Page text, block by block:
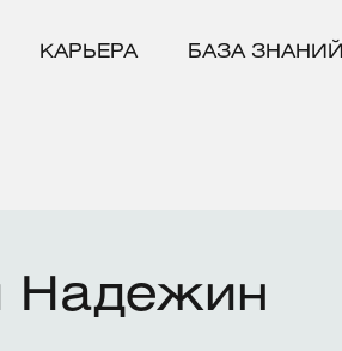
КАРЬЕРА БАЗА ЗНАНИЙ
Надежин